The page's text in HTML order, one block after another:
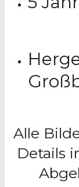
Alle
Details